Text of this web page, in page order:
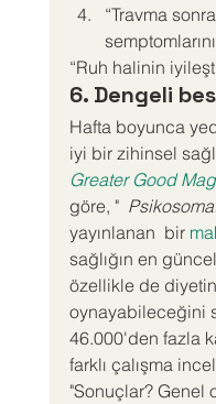
“Travma
“Ruh halinin
6. Dengeli
Hafta boyunca
iyi bir zihinsel
Greater Good
göre, "
yayınlanan  bir
sağlığın en
özellikle de
oynayabileceğini
46.000'den fazla
farklı çalışma
"Sonuçlar? Genel